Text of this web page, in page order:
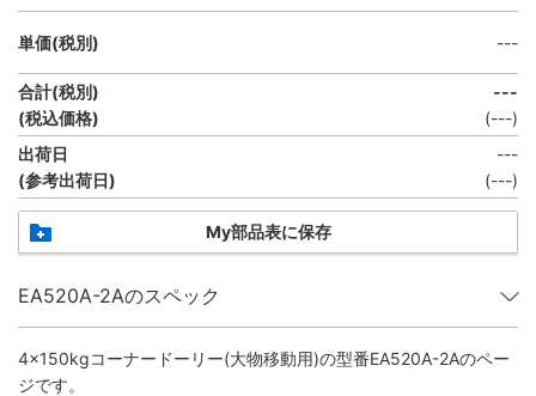
単価(税別) ---
合計(税別)
(税込価格)
---
(---)
出荷日
(参考出荷日)
---
(---)
My部品表に保存
EA520A-2Aのスペック
4×150kgコーナードーリー(大物移動用)の型番EA520A-2Aのペー
ジです。